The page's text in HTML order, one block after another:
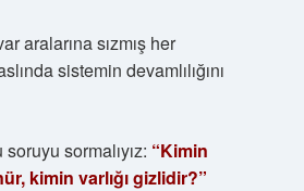
aralarına sızmış her
sistemin devamlılığını
sormalıyız: “Kimin
kimin varlığı gizlidir?”